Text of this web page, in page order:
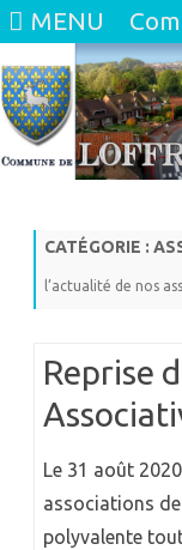
MENU
CATÉGORIE :
l’actualité de nos
Reprise
Le 31 août
associations
polyvalente